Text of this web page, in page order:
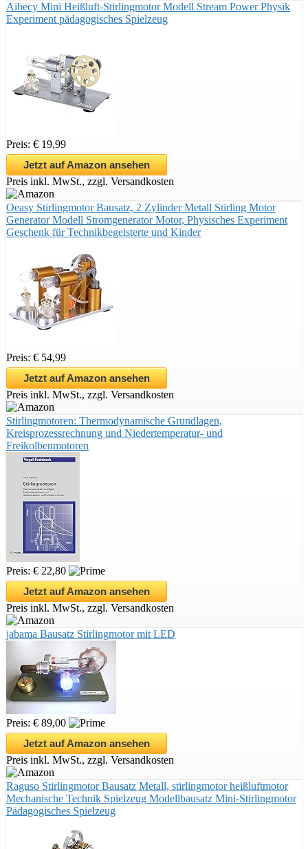
Aibecy Mini Heißluft-Stirlingmotor Modell Stream Power Physik
Experiment pädagogisches Spielzeug
Preis: € 19,99
Jetzt auf Amazon ansehen
Preis inkl. MwSt., zzgl. Versandkosten
Oeasy Stirlingmotor Bausatz, 2 Zylinder Metall Stirling Motor
Generator Modell Stromgenerator Motor, Physisches Experiment
Geschenk für Technikbegeisterte und Kinder
Preis: € 54,99
Jetzt auf Amazon ansehen
Preis inkl. MwSt., zzgl. Versandkosten
Stirlingmotoren: Thermodynamische Grundlagen,
Kreisprozessrechnung und Niedertemperatur- und
Freikolbenmotoren
Preis: € 22,80
Jetzt auf Amazon ansehen
Preis inkl. MwSt., zzgl. Versandkosten
jabama Bausatz Stirlingmotor mit LED
Preis: € 89,00
Jetzt auf Amazon ansehen
Preis inkl. MwSt., zzgl. Versandkosten
Raguso Stirlingmotor Bausatz Metall, stirlingmotor heißluftmotor
Mechanische Technik Spielzeug Modellbausatz Mini-Stirlingmotor
Pädagogisches Spielzeug